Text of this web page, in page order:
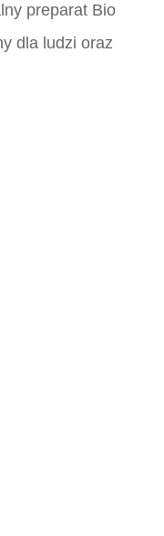
preparat Bio
dla ludzi oraz